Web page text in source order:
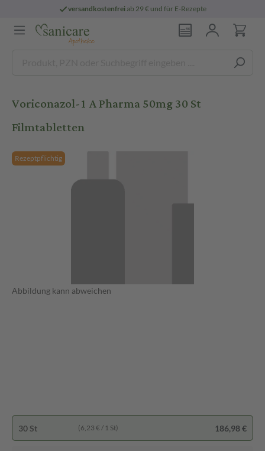
versandkostenfreiab 29 € und für E-Rezepte
Voriconazol-1 A Pharma 50mg 30 St
Filmtabletten
Rezeptpflichtig
Abbildung kann abweichen
30 St (6,23 € / 1 St) 186,98 €